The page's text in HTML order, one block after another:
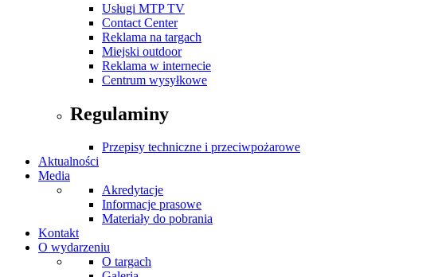
Usługi MTP TV
Contact Center
Reklama na targach
Miejski outdoor
Reklama w internecie
Centrum wysyłkowe
Regulaminy
Przepisy techniczne i przeciwpożarowe
Aktualności
Media
Akredytacje
Informacje prasowe
Materiały do pobrania
Kontakt
O wydarzeniu
O targach